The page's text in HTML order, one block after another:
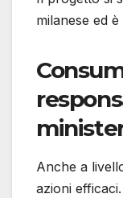
milanese ed
Anche a
azioni